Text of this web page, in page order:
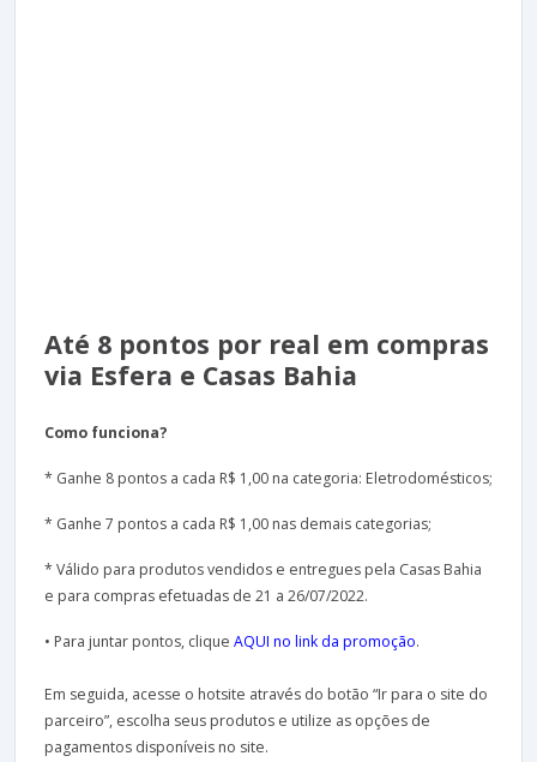
Até 8 pontos por real em compras
via Esfera e Casas Bahia
Como funciona?
* Ganhe 8 pontos a cada R$ 1,00 na categoria: Eletrodomésticos;
* Ganhe 7 pontos a cada R$ 1,00 nas demais categorias;
* Válido para produtos vendidos e entregues pela Casas Bahia
e para compras efetuadas de 21 a 26/07/2022.
• Para juntar pontos, clique AQUI no link da promoção.
Em seguida, acesse o hotsite através do botão “Ir para o site do
parceiro”, escolha seus produtos e utilize as opções de
pagamentos disponíveis no site.